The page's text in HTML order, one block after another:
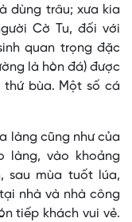
dùng trâu; xưa kia
Cờ Tu, đối với
quan trọng đặc
là hòn đá) được
bùa. Một số cá
làng cũng như của
làng, vào khoảng
sau mùa tuốt lúa,
nhà và nhà công
tiếp khách vui vẻ.